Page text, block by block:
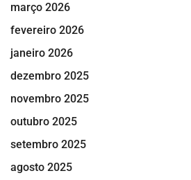
março 2026
fevereiro 2026
janeiro 2026
dezembro 2025
novembro 2025
outubro 2025
setembro 2025
agosto 2025